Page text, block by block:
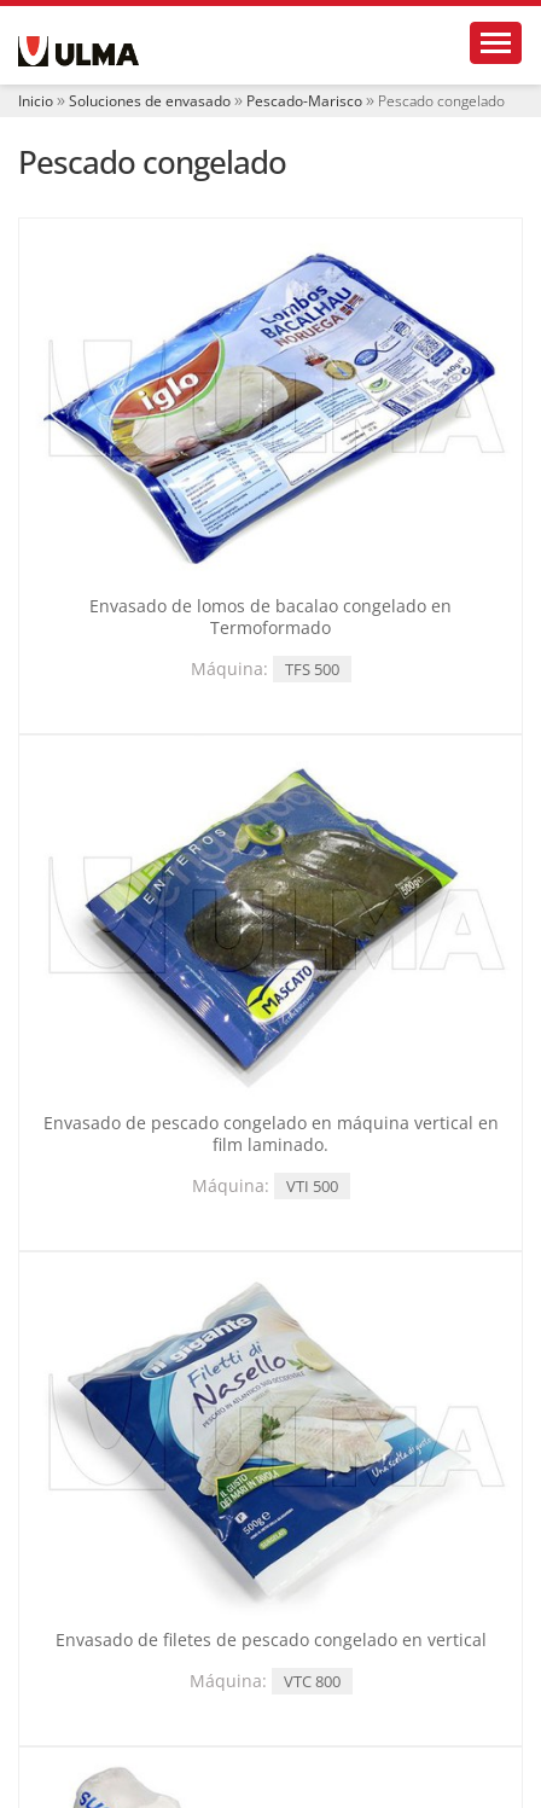
e Inicio Soluciones de envasado Pescado-Marisco Pescado congelado
Pescado congelado
Envasado de lomos de bacalao congelado en
Termoformado
Máquina:
TFS 500
Envasado de pescado congelado en máquina vertical en
film laminado.
Máquina:
VTI 500
Envasado de filetes de pescado congelado en vertical
Máquina:
VTC 800